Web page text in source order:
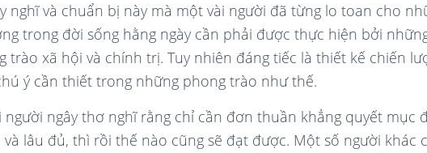
nghĩ và chuẩn bị này mà một vài người đã từng lo toan cho
trong đời sống hằng ngày cần phải được thực hiện bởi
trào xã hội và chính trị. Tuy nhiên đáng tiếc là thiết kế chiến
ý cần thiết trong những phong trào như thế.
người ngây thơ nghĩ rằng chỉ cần đơn thuần khẳng quyết mục
và lâu đủ, thì rồi thế nào cũng sẽ đạt được. Một số người khác